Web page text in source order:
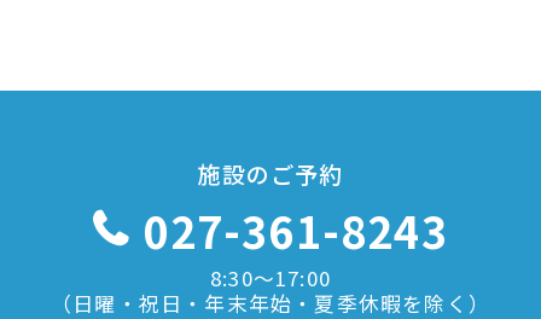
施設のご予約
027-361-8243
8:30〜17:00
（日曜・祝日・年末年始・夏季休暇を除く）